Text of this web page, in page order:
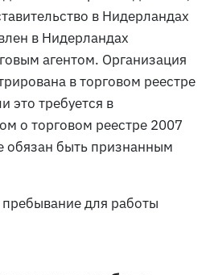
в Нидерландах
в Нидерландах
агентом. Организация
в торговом реестре
это требуется в
о торговом реестре 2007
обязан быть признанным
для работы